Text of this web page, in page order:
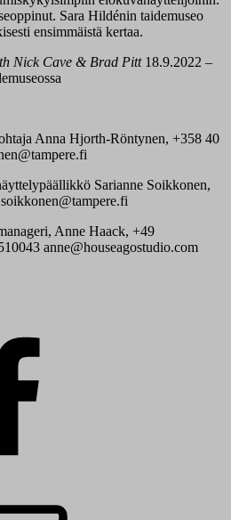
Sara Hildénin taidemuseo
ensimmäistä kertaa.
Nick Cave & Brad Pitt 18.9.2022 –
Anna Hjorth-Röntynen, +358 40
Sarianne Soikkonen,
Anne Haack, +49
anne@houseagostudio.com